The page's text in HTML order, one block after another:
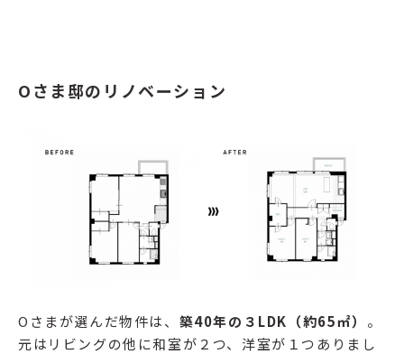
Oさま邸のリノベーション
Oさまが選んだ物件は、 築40年の３LDK（約65㎡） 。
元はリビングの他に和室が２つ、洋室が１つありまし